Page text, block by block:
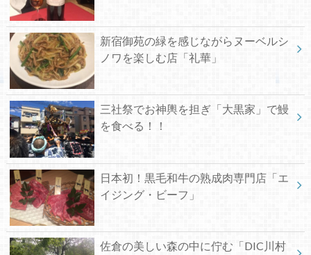
新宿御苑の緑を感じながらヌーベルシ
ノワを楽しむ店「礼華」
三社祭でお神輿を担ぎ「大黒家」で鰻
を食べる！！
日本初！黒毛和牛の熟成肉専門店「エ
イジング・ビーフ」
佐倉の美しい森の中に佇む「DIC川村